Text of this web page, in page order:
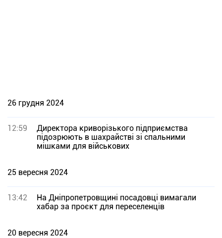
26 грудня 2024
12:59
Директора криворізького підприємства
підозрюють в шахрайстві зі спальними
мішками для військових
25 вересня 2024
13:42
На Дніпропетровщині посадовці вимагали
хабар за проєкт для переселенців
20 вересня 2024